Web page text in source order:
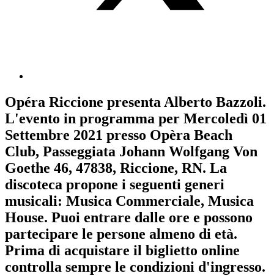
Opéra Riccione presentaAlberto Bazzoli.
L'evento in programma per Mercoledì 01
Settembre 2021 presso Opèra Beach
Club, Passeggiata Johann Wolfgang Von
Goethe 46, 47838, Riccione, RN. La
discoteca propone i seguenti generi
musicali: Musica Commerciale, Musica
House. Puoi entrare dalle ore e possono
partecipare le persone almeno di età.
Prima di acquistare il biglietto online
controlla sempre le condizioni d'ingresso.